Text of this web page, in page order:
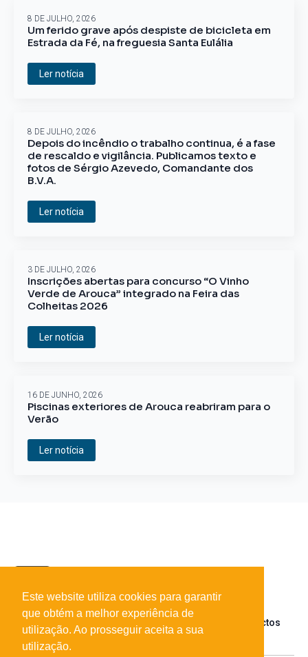
Um ferido grave após despiste de bicicleta em
Estrada da Fé, na freguesia Santa Eulália
8 DE JULHO, 2026
Ler notícia
Depois do incêndio o trabalho continua, é a fase
de rescaldo e vigilância. Publicamos texto e
fotos de Sérgio Azevedo, Comandante dos
B.V.A.
8 DE JULHO, 2026
Ler notícia
Inscrições abertas para concurso “O Vinho
Verde de Arouca” integrado na Feira das
Colheitas 2026
3 DE JULHO, 2026
Ler notícia
Piscinas exteriores de Arouca reabriram para o
Verão
16 DE JUNHO, 2026
Ler notícia
Contactos
Este website utiliza cookies para garantir
que obtém a melhor experiência de
utilização. Ao prosseguir aceita a sua
utilização.